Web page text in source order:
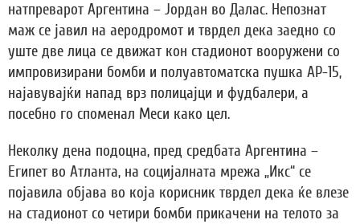
натпреварот Аргентина – Јордан во Далас. Непознат
маж се јавил на аеродромот и тврдел дека заедно со
уште две лица се движат кон стадионот вооружени со
импровизирани бомби и полуавтоматска пушка АР-15,
најавувајќи напад врз полицајци и фудбалери, а
посебно го споменал Меси како цел.
Неколку дена подоцна, пред средбата Аргентина –
Египет во Атланта, на социјалната мрежа „Икс“ се
појавила објава во која корисник тврдел дека ќе влезе
на стадионот со четири бомби прикачени на телото за